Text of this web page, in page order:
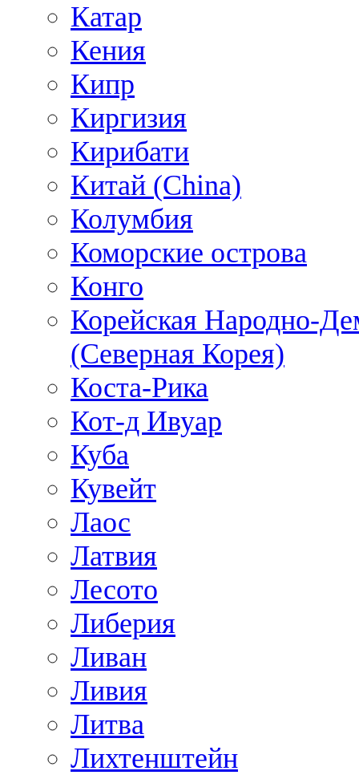
Катар
Кения
Кипр
Киргизия
Кирибати
Китай (China)
Колумбия
Коморские острова
Конго
Корейская Народно-
(Северная Корея)
Коста-Рика
Кот-д Ивуар
Куба
Кувейт
Лаос
Латвия
Лесото
Либерия
Ливан
Ливия
Литва
Лихтенштейн